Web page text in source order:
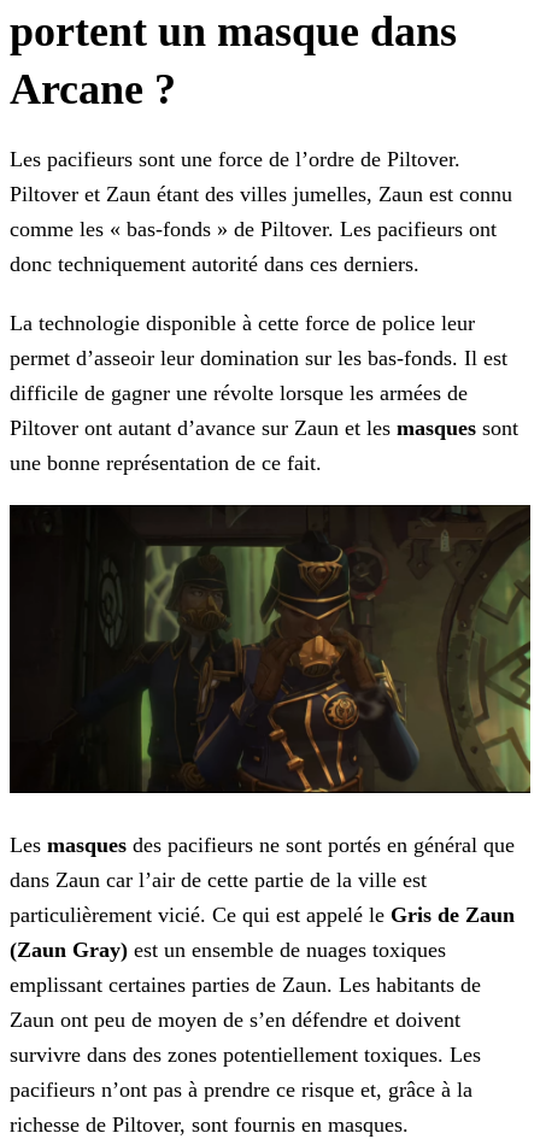
portent un masque dans
Arcane ?
Les pacifieurs sont une force de l’ordre de Piltover.
Piltover et Zaun étant des villes jumelles, Zaun est connu
comme les « bas-fonds » de Piltover. Les pacifieurs ont
donc techniquement autorité dans ces derniers.
La technologie disponible à cette force de police leur
permet d’asseoir leur domination sur les bas-fonds. Il est
difficile de gagner une révolte lorsque les armées de
Piltover ont autant d’avance sur Zaun et les masques sont
une bonne représentation de ce fait.
Les masques des pacifieurs ne sont portés en général que
dans Zaun car l’air de cette partie de la ville est
particulièrement vicié. Ce qui est appelé le Gris de Zaun
(Zaun Gray) est un ensemble de nuages toxiques
emplissant certaines parties de Zaun. Les habitants de
Zaun ont peu de moyen de s’en défendre et doivent
survivre dans des zones potentiellement toxiques. Les
pacifieurs n’ont pas à prendre ce risque et, grâce à la
richesse de Piltover, sont fournis en masques.